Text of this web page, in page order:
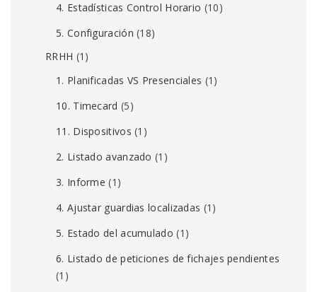
4. Estadísticas Control Horario (10)
5. Configuración (18)
RRHH (1)
1. Planificadas VS Presenciales (1)
10. Timecard (5)
11. Dispositivos (1)
2. Listado avanzado (1)
3. Informe (1)
4. Ajustar guardias localizadas (1)
5. Estado del acumulado (1)
6. Listado de peticiones de fichajes pendientes
(1)